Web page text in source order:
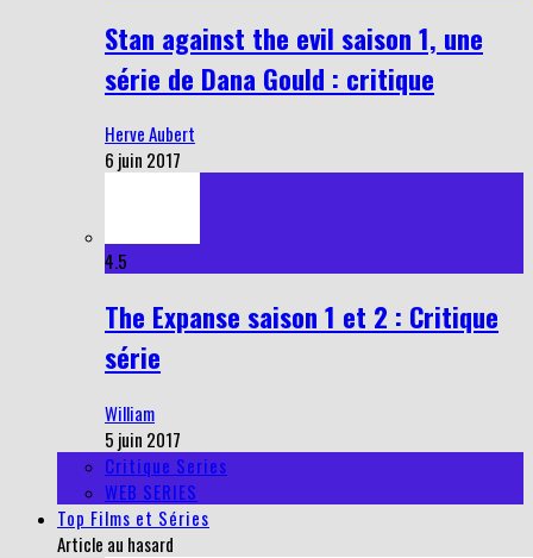
Stan against the evil saison 1, une
série de Dana Gould : critique
Herve Aubert
6 juin 2017
4.5
The Expanse saison 1 et 2 : Critique
série
William
5 juin 2017
Critique Series
WEB SERIES
Top Films et Séries
Article au hasard